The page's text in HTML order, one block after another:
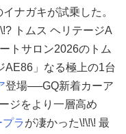
ナガキが試乗した。
トムス ヘリテージA
トサロン2026のトム
AE86」なる極上の1台
登場──GQ新着カーア
ジをより一層高め
プラが凄かった\!\!\! 最